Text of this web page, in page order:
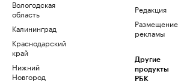
Вологодская
область
Калининград
Краснодарский
край
Нижний
Новгород
Редакция
Размещение
рекламы
Другие
продукты
РБК